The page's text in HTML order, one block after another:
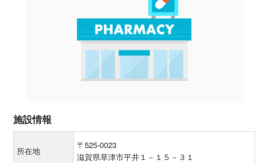
施設情報
所在地
〒525-0023
滋賀県草津市平井１－１５－３１